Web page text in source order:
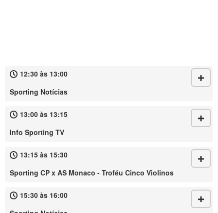
12:30 às 13:00
Sporting Notícias
13:00 às 13:15
Info Sporting TV
13:15 às 15:30
Sporting CP x AS Monaco - Troféu Cinco Violinos
15:30 às 16:00